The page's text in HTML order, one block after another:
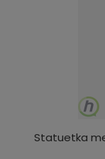
Statuetka